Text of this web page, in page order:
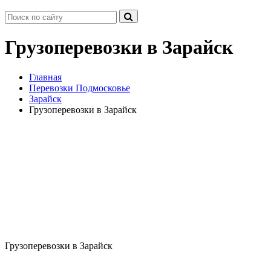
Грузоперевозки в Зарайск
Главная
Перевозки Подмосковье
Зарайск
Грузоперевозки в Зарайск
Грузоперевозки в Зарайск